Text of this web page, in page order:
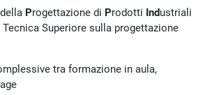
Progettazione di Prodotti Industriali
Superiore sulla progettazione
tra formazione in aula,